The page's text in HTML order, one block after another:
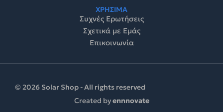
ΧΡΗΣΙΜΑ
Συχνές Ερωτήσεις
Σχετικά με Εμάς
Επικοινωνία
© 2026 Solar Shop - All rights reserved
Created byennnovate